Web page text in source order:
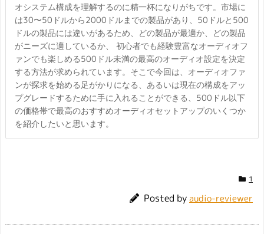
オシステム構成を理解するのに精一杯になりがちです。市場に
は30〜50ドルから2000ドルまでの製品があり、50ドルと500
ドルの製品には違いがあるため、どの製品が最適か、どの製品
がニーズに適しているか、 初心者でも経験豊富なオーディオフ
ァンでも楽しめる500ドル未満の最高のオーディオ設定を決定
する方法が求められています。そこで今回は、オーディオファ
ンが探求を始める足がかりになる、あるいは現在の構成をアッ
プグレードするために手に入れることができる、500ドル以下
の価格帯で最高のおすすめオーディオセットアップのいくつか
を紹介したいと思います。
1
Posted byaudio-reviewer